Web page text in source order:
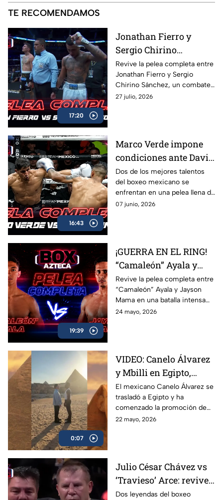
TE RECOMENDAMOS
17:20
Jonathan Fierro y
Sergio Chirino
protagonizan una
guerra sobre el ring
Revive la pelea completa entre
Jonathan Fierro y Sergio
Chirino Sánchez, un combate
lleno de intensidad,
27 julio, 2026
16:43
Marco Verde impone
condiciones ante David
Camacho en una
intensa batalla de Box
Azteca
Dos de los mejores talentos
del boxeo mexicano se
enfrentan en una pelea llena de
acción, potencia y grandes
Box Azteca.
07 junio, 2026
19:39
¡GUERRA EN EL RING!
“Camaleón” Ayala y
Jayson Mama se
dieron con todo
Revive la pelea completa entre
“Camaleón” Ayala y Jayson
Mama en una batalla intensa
llena de golpes, emoción y
24 mayo, 2026
0:07
VIDEO: Canelo Álvarez
y Mbilli en Egipto,
tienen primer cara a
cara
El mexicano Canelo Álvarez se
trasladó a Egipto y ha
comenzado la promoción de
su combate ante el francés
22 mayo, 2026
Julio César Chávez vs
‘Travieso’ Arce: revive
la pelea completa en
Dos leyendas del boxeo